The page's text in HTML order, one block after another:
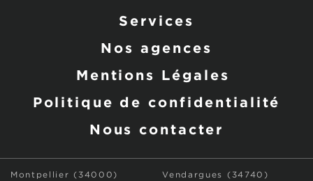
Services
Nos agences
Mentions Légales
Politique de confidentialité
Nous contacter
Montpellier (34000) Vendargues (34740)